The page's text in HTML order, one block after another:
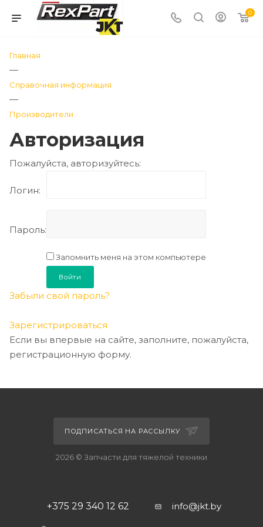
0
Главная
—
Справочная информация
—
Производители
Авторизация
Пожалуйста, авторизуйтесь:
Логин:
Пароль:
Запомнить меня на этом компьютере
Забыли свой пароль?
Зарегистрироваться
Если вы впервые на сайте, заполните, пожалуйста,
регистрационную форму.
ПОДПИСАТЬСЯ НА РАССЫЛКУ
2026 © Запчасти для тяжелой техники
+375 29 340 12 62 info@jkt.by